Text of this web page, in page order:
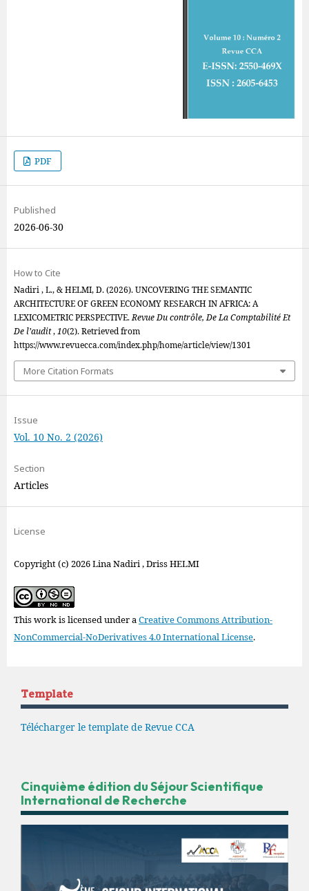
PDF
Published
2026-06-30
How to Cite
Nadiri , L., & HELMI, D. (2026). UNCOVERING THE SEMANTIC
ARCHITECTURE OF GREEN ECONOMY RESEARCH IN AFRICA: A
LEXICOMETRIC PERSPECTIVE.Revue Du contrôle, De La Comptabilité Et
De l’audit,10(2). Retrieved from
https://www.revuecca.com/index.php/home/article/view/1301
More Citation Formats
Issue
Vol. 10 No. 2 (2026)
Section
Articles
License
Copyright (c) 2026 Lina Nadiri , Driss HELMI
This work is licensed under aCreative Commons Attribution-
NonCommercial-NoDerivatives 4.0 International License.
Template
Télécharger le template de Revue CCA
Cinquième édition du Séjour Scientifique
International de Recherche